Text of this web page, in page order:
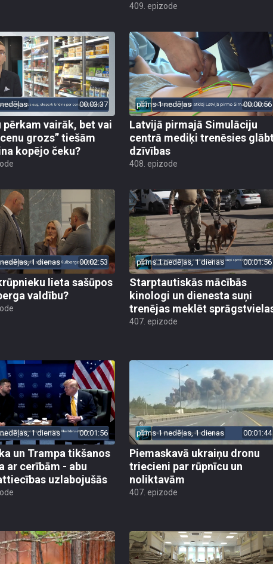
409. epizode
00:03:37
pērkam vairāk, bet vai
grozs” tiešām
kopējo čeku?
pirms 1 nedēļas 00:00:56
Latvijā pirmajā Simulāciju
centrā mediķi trenēsies glābt
dzīvības
408. epizode
1 dienas 00:02:53
lieta sašūpos
valdību?
pirms 1 nedēļas, 1 dienas 00:01:56
Starptautiskās mācībās
kinologi un dienesta suņi
trenējas meklēt
407. epizode
1 dienas 00:01:56
un Trampa tikšanos
ar cerībām - abu
uzlabojušās
pirms 1 nedēļas, 1 dienas 00:01:44
Piemaskavā ukraiņu dronu
triecieni par rūpnīcu un
noliktavām
407. epizode